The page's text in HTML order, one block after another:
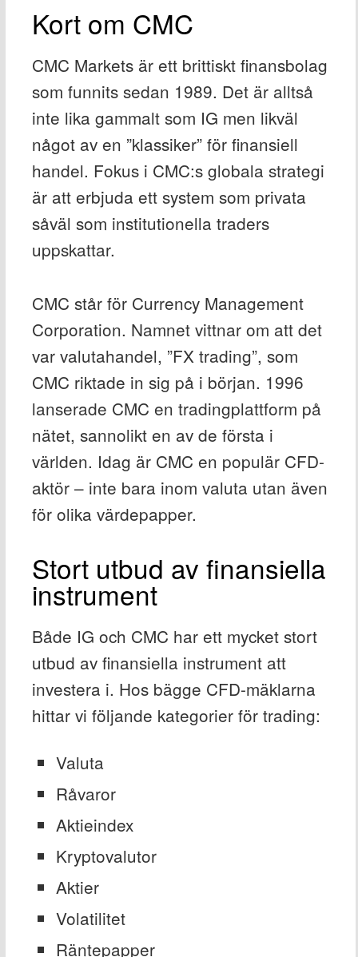
Kort om CMC
CMC Markets är ett brittiskt finansbolag
som funnits sedan 1989. Det är alltså
inte lika gammalt som IG men likväl
något av en ”klassiker” för finansiell
handel. Fokus i CMC:s globala strategi
är att erbjuda ett system som privata
såväl som institutionella traders
uppskattar.
CMC står för Currency Management
Corporation. Namnet vittnar om att det
var valutahandel, ”FX trading”, som
CMC riktade in sig på i början. 1996
lanserade CMC en tradingplattform på
nätet, sannolikt en av de första i
världen. Idag är CMC en populär CFD-
aktör – inte bara inom valuta utan även
för olika värdepapper.
Stort utbud av finansiella
instrument
Både IG och CMC har ett mycket stort
utbud av finansiella instrument att
investera i. Hos bägge CFD-mäklarna
hittar vi följande kategorier för trading:
Valuta
Råvaror
Aktieindex
Kryptovalutor
Aktier
Volatilitet
Räntepapper